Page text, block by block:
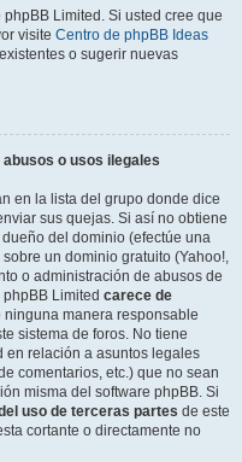
Limited. Si usted cree que
visite Centro de phpBB Ideas
o sugerir nuevas
o usos ilegales
en la lista del grupo donde dice
sus quejas. Si así no obtiene
del dominio (efectúe una
un dominio gratuito (Yahoo!,
o administración de abusos de
Limited carece de
ninguna manera responsable
sistema de foros. No tiene
en relación a asuntos legales
comentarios, etc.) que no sean
misma del software phpBB. Si
uso de terceras partes de este
cortante o directamente no